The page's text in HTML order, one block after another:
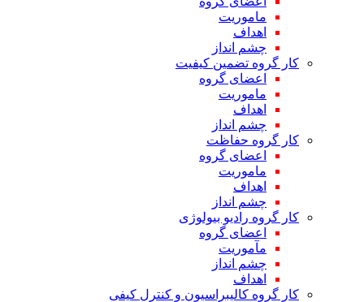
ماموریت
اهداف
چشم انداز
کار گروه تضمین کیفیت
اعضای گروه
ماموریت
اهداف
چشم انداز
کار گروه حفاظت
اعضای گروه
ماموریت
اهداف
چشم انداز
کار گروه رادیو بیولوژی
اعضای گروه
مآموریت
چشم انداز
اهداف
کار گروه کالیبراسیون و کنترل کیفی